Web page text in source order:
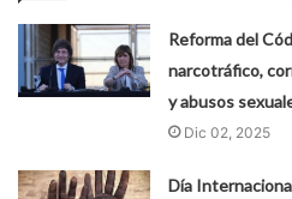
Reforma del
narcotráfico,
y abusos
Dic 02, 2025
Día